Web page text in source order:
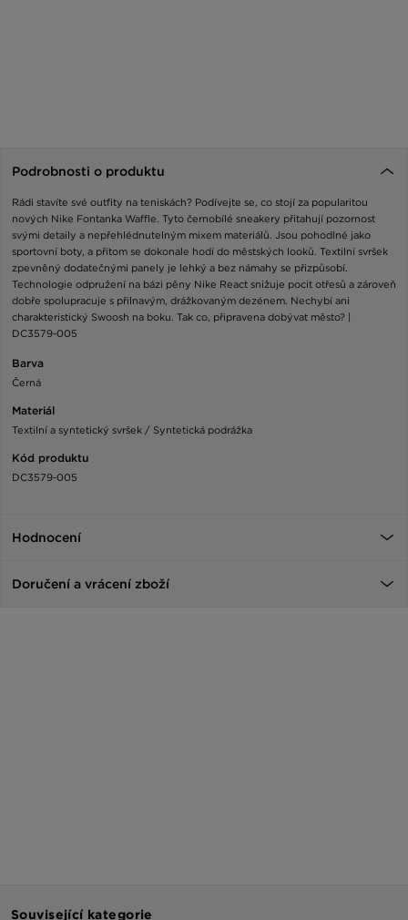
Podrobnosti o produktu
Rádi stavíte své outfity na teniskách? Podívejte se, co stojí za popularitou
nových Nike Fontanka Waffle. Tyto černobílé sneakery přitahují pozornost
svými detaily a nepřehlédnutelným mixem materiálů. Jsou pohodlné jako
sportovní boty, a přitom se dokonale hodí do městských looků. Textilní svršek
zpevněný dodatečnými panely je lehký a bez námahy se přizpůsobí.
Technologie odpružení na bázi pěny Nike React snižuje pocit otřesů a zároveň
dobře spolupracuje s přilnavým, drážkovaným dezénem. Nechybí ani
charakteristický Swoosh na boku. Tak co, připravena dobývat město? |
DC3579-005
Barva
Černá
Materiál
Textilní a syntetický svršek / Syntetická podrážka
Kód produktu
DC3579-005
Hodnocení
Doručení a vrácení zboží
Související kategorie